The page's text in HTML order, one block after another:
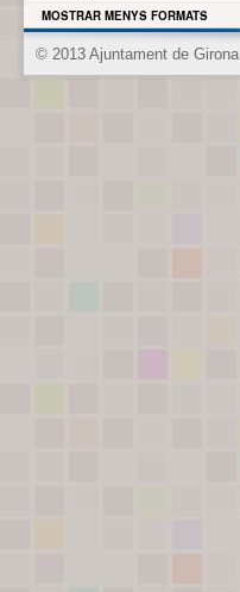
MOSTRAR MENYS FORMATS
© 2013 Ajuntament de Girona